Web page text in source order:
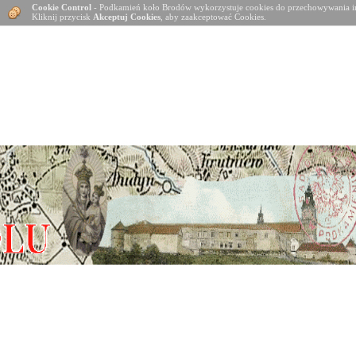
Cookie Control - Podkamień koło Brodów wykorzystuje cookies do
Kliknij przycisk Akceptuj Cookies , aby zaakceptować Cookies.